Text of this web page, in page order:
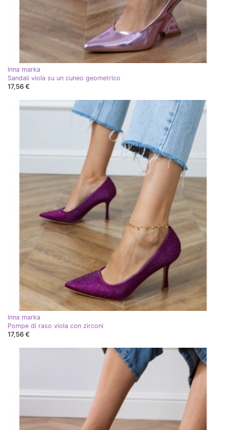
Inna marka
Sandali viola su un cuneo geometrico
17,56 €
Inna marka
Pompe di raso viola con zirconi
17,56 €